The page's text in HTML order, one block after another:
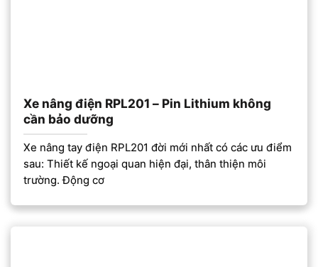
Xe nâng điện RPL201 – Pin Lithium không
cần bảo dưỡng
Xe nâng tay điện RPL201 đời mới nhất có các ưu điểm
sau: Thiết kế ngoại quan hiện đại, thân thiện môi
trường. Động cơ